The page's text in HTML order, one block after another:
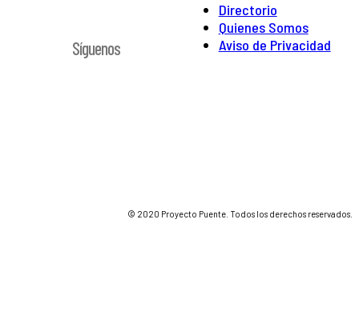
Directorio
Quienes Somos
Aviso de Privacidad
Síguenos
© 2020 Proyecto Puente. Todos los derechos reservados.